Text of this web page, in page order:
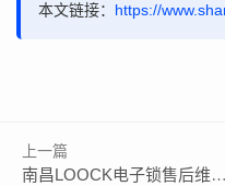
本文链接： https://
上一篇
南昌LOOCK电子锁售后维修服务电话全市网点